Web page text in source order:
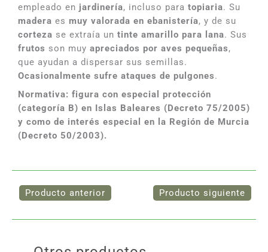
empleado en jardinería, incluso para topiaria. Su
madera es muy valorada en ebanistería, y de su
corteza se extraía un tinte amarillo para lana. Sus
frutos son muy apreciados por aves pequeñas,
que ayudan a dispersar sus semillas.
Ocasionalmente sufre ataques de pulgones.
Normativa: figura con especial protección
(categoría B) en Islas Baleares (Decreto 75/2005)
y como de interés especial en la Región de Murcia
(Decreto 50/2003).